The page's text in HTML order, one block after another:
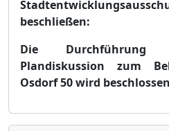
beschließen:
Die Durchführung
Plandiskussion zum
Osdorf50 wird